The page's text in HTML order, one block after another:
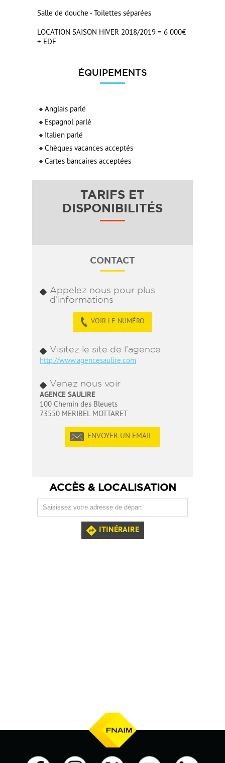
Salle de douche - Toilettes séparées
LOCATION SAISON HIVER 2018/2019 = 6 000€
+ EDF
ÉQUIPEMENTS
Anglais parlé
Espagnol parlé
Italien parlé
Chèques vacances acceptés
Cartes bancaires acceptées
TARIFS ET
DISPONIBILITÉS
CONTACT
Appelez nous pour plus
d’informations
VOIR LE NUMÉRO
Visitez le site de l'agence
http://www.agencesaulire.com
Venez nous voir
AGENCE SAULIRE
100 Chemin des Bleuets
73550 MERIBEL MOTTARET
ENVOYER UN EMAIL
ACCÈS & LOCALISATION